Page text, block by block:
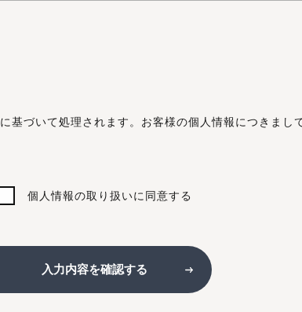
に基づいて処理されます。お客様の個人情報につきまし
個人情報の取り扱いに同意する
入力内容を確認する